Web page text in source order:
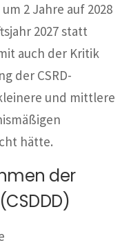
2 Jahre auf 2028
2027 statt
auch der Kritik
der CSRD-
und mittlere
hätte.
der